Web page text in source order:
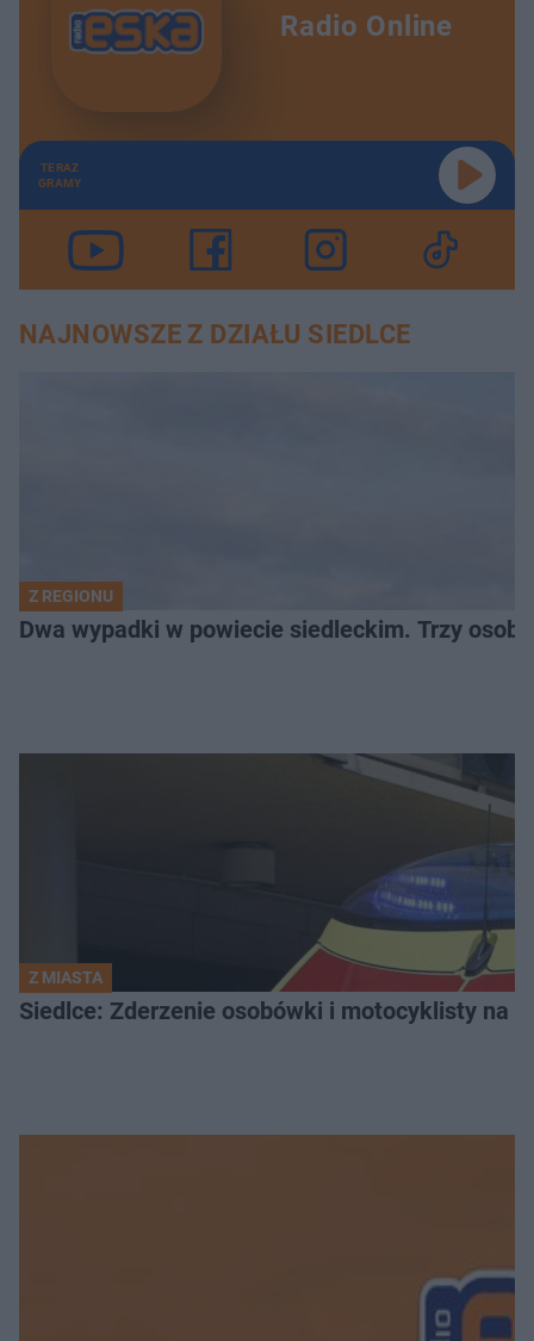
Radio Online
TERAZ
GRAMY
NAJNOWSZE Z DZIAŁU SIEDLCE
Z REGIONU
Dwa wypadki w powiecie siedleckim. Trzy
Z MIASTA
Siedlce: Zderzenie osobówki i motocyklisty na